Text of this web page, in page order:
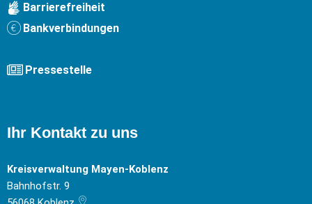
Barrierefreiheit
Bankverbindungen
Pressestelle
Ihr Kontakt zu uns
Kreisverwaltung Mayen-Koblenz
Bahnhofstr. 9